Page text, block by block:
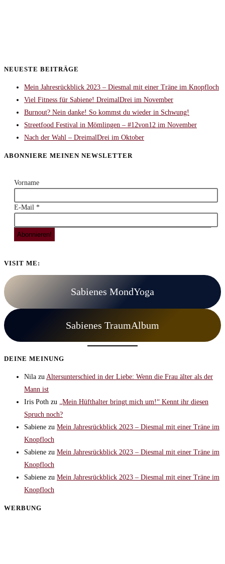
NEUESTE BEITRÄGE
Mein Jahresrückblick 2023 – Diesmal mit einer Träne im Knopfloch
Viel Fitness für Sabiene! DreimalDrei im November
Burnout? Nein danke! So kommst du wieder in Schwung!
Streetfood Festival in Mömlingen – #12von12 im November
Nach der Wahl – DreimalDrei im Oktober
ABONNIERE MEINEN NEWSLETTER
Vorname
E-Mail *
VISIT ME:
Sabienes MondYoga
Sabienes TraumAlbum
DEINE MEINUNG
Nila zu Altersunterschied in der Liebe: Wenn die Frau älter als der
Mann ist
Iris Poth zu
„Mein Hüfthalter bringt mich um!“ Kennt ihr diesen
Spruch noch?
Sabiene zu Mein Jahresrückblick 2023 – Diesmal mit einer Träne im
Knopfloch
Sabiene zu Mein Jahresrückblick 2023 – Diesmal mit einer Träne im
Knopfloch
Sabiene zu Mein Jahresrückblick 2023 – Diesmal mit einer Träne im
Knopfloch
WERBUNG